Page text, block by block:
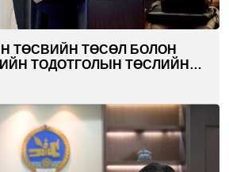
ТӨСВИЙН ТӨСӨЛ БОЛОН
ТОДОТГОЛЫН ТӨСЛИЙН
БОЛЛОО